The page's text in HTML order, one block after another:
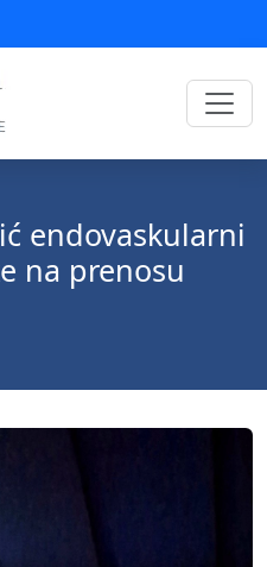
endovaskularni
na prenosu